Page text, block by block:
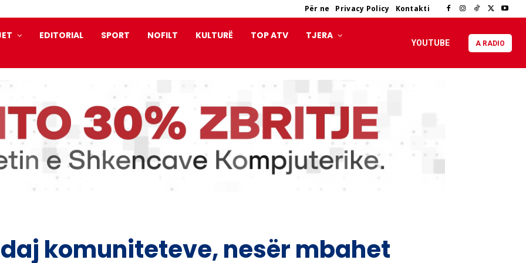
Për ne Privacy Policy Kontakti
EDITORIAL SPORT NOFILT KULTURË TOP ATV TJERA
YOUTUBE A RADIO
komuniteteve, nesër mbahet